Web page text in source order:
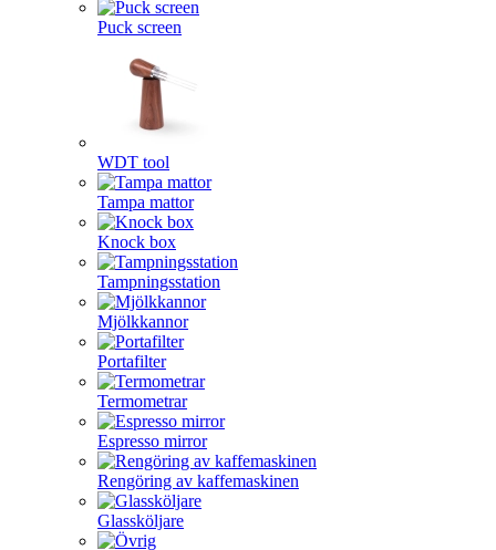
Puck screen
WDT tool
Tampa mattor
Knock box
Tampningsstation
Mjölkkannor
Portafilter
Termometrar
Espresso mirror
Rengöring av kaffemaskinen
Glassköljare